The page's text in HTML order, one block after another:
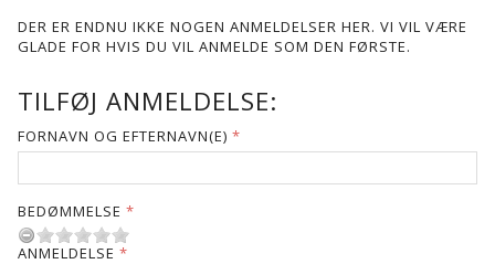
DER ER ENDNU IKKE NOGEN ANMELDELSER HER. VI VIL VÆRE
GLADE FOR HVIS DU VIL ANMELDE SOM DEN FØRSTE.
TILFØJ ANMELDELSE:
FORNAVN OG EFTERNAVN(E)
BEDØMMELSE
ANMELDELSE